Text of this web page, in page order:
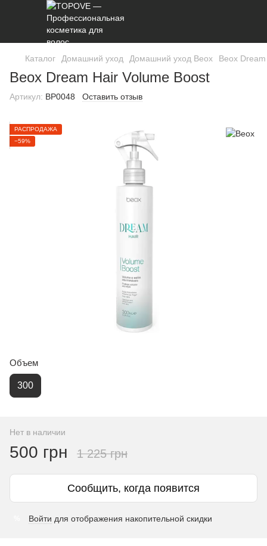
Каталог Домашний уход Домашний уход Beox Beox
Beox Dream Hair Volume Boost
Артикул: BP0048 Оставить отзыв
РАСПРОДАЖА
−59%
Объем
300
Нет в наличии
500 грн 1 225 грн
Сообщить, когда появится
Войти для отображения накопительной скидки